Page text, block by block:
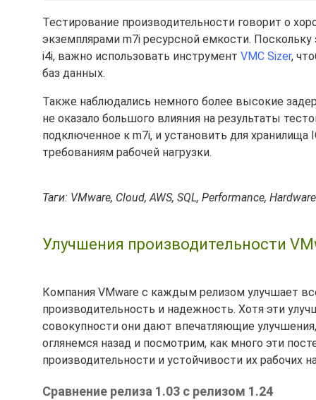
Тестирование производительности говорит о
экземплярами m7i ресурсной емкости.
i4i, важно использовать инструмент VMC Sizer,
баз данных.
Также наблюдались немного более высокие
не оказало большого влияния на результаты
подключенное к m7i, и установить для
требованиям рабочей нагрузки.
Таги: VMware, Cloud, AWS, SQL, Performance, Hardware
Улучшения производительности
Компания VMware с каждым релизом улучшает
производительность и надежность. Хотя эти
совокупности они дают впечатляющие
оглянемся назад и посмотрим, как много эти
производительности и устойчивости их рабочих
Сравнение релиза 1.03 с релизом 1.24